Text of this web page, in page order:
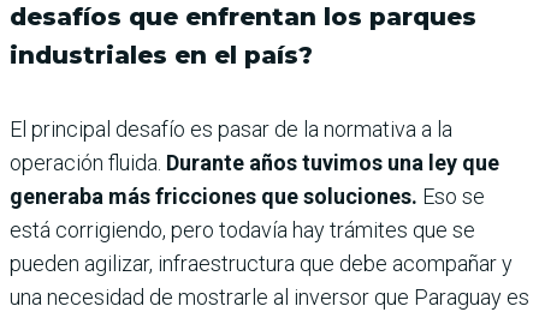
desafíos que enfrentan los parques
industriales en el país?
El principal desafío es pasar de la normativa a la
operación fluida. Durante años tuvimos una ley que
generaba más fricciones que soluciones. Eso se
está corrigiendo, pero todavía hay trámites que se
pueden agilizar, infraestructura que debe acompañar y
una necesidad de mostrarle al inversor que Paraguay es